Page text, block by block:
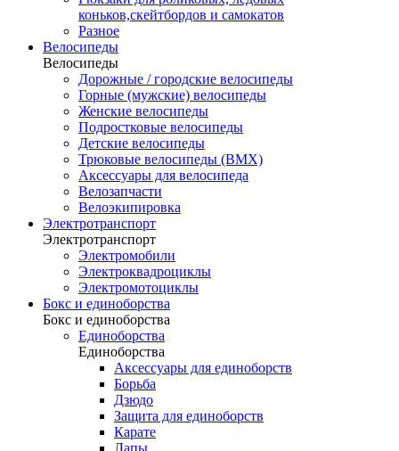
коньков,скейтбордов и самокатов
Разное
Велосипеды
Велосипеды
Дорожные / городские велосипеды
Горные (мужские) велосипеды
Женские велосипеды
Подростковые велосипеды
Детские велосипеды
Трюковые велосипеды (BMX)
Аксессуары для велосипеда
Велозапчасти
Велоэкипировка
Электротранспорт
Электротранспорт
Электромобили
Электроквадроциклы
Электромотоциклы
Бокс и единоборства
Бокс и единоборства
Единоборства
Единоборства
Аксессуары для единоборств
Борьба
Дзюдо
Защита для единоборств
Карате
Лапы